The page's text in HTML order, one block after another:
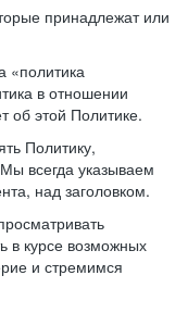
принадлежат или
«политика
в отношении
об этой Политике.
Политику,
всегда указываем
над заголовком.
в курсе возможных
и стремимся